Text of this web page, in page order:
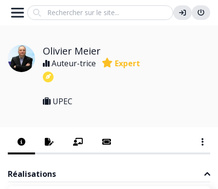
Search
Olivier Meier
Auteur-trice Expert
UPEC
Réalisations